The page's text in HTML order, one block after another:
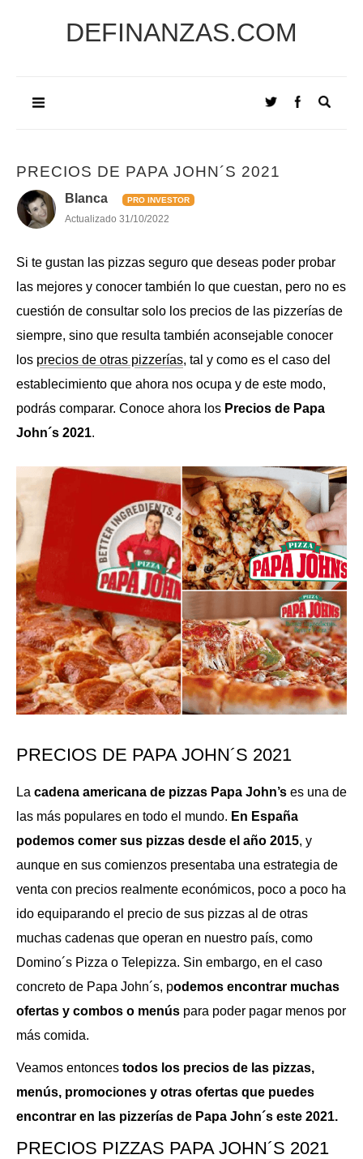
DEFINANZAS.COM
PRECIOS DE PAPA JOHN´S 2021
Blanca PRO INVESTOR
Actualizado 31/10/2022
Si te gustan las pizzas seguro que deseas poder probar
las mejores y conocer también lo que cuestan, pero no es
cuestión de consultar solo los precios de las pizzerías de
siempre, sino que resulta también aconsejable conocer
los precios de otras pizzerías, tal y como es el caso del
establecimiento que ahora nos ocupa y de este modo,
podrás comparar. Conoce ahora los Precios de Papa
John´s 2021.
PRECIOS DE PAPA JOHN´S 2021
La cadena americana de pizzas Papa John’s es una de
las más populares en todo el mundo. En España
podemos comer sus pizzas desde el año 2015, y
aunque en sus comienzos presentaba una estrategia de
venta con precios realmente económicos, poco a poco ha
ido equiparando el precio de sus pizzas al de otras
muchas cadenas que operan en nuestro país, como
Domino´s Pizza o Telepizza. Sin embargo, en el caso
concreto de Papa John´s, podemos encontrar muchas
ofertas y combos o menús para poder pagar menos por
más comida.
Veamos entonces todos los precios de las pizzas,
menús, promociones y otras ofertas que puedes
encontrar en las pizzerías de Papa John´s este 2021.
PRECIOS PIZZAS PAPA JOHN´S 2021